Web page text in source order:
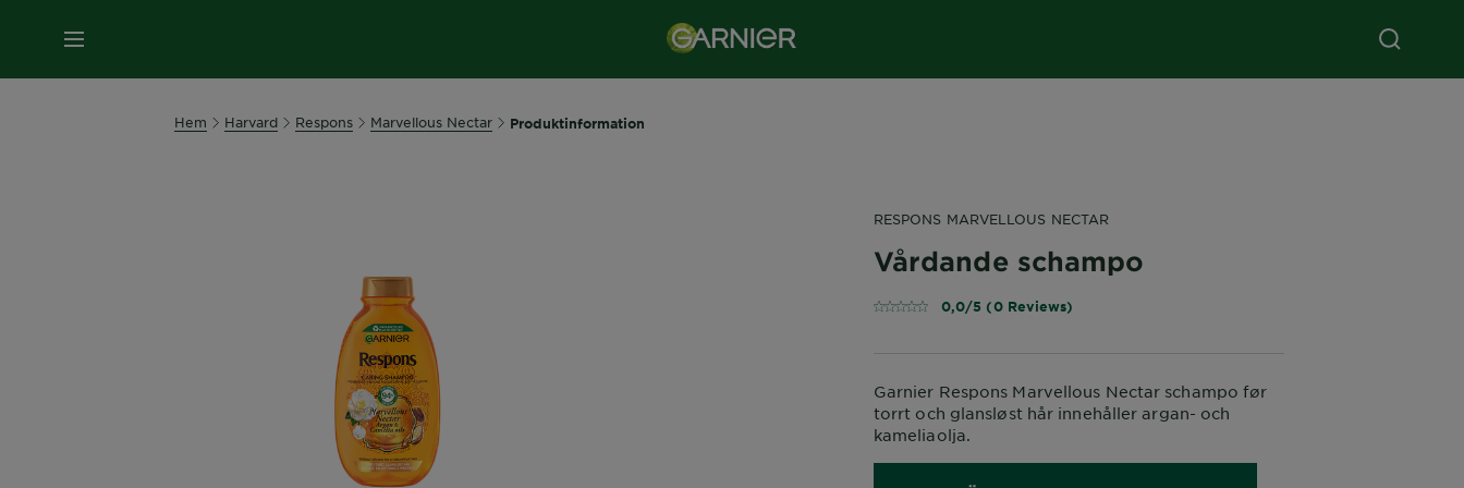
MENY
Hem Harvard Respons Marvellous Nectar Produktinformation
RESPONS MARVELLOUS NECTAR
Vårdande schampo
0,0/5 (0 Reviews)
Garnier Respons Marvellous Nectar schampo før
torrt och glansløst hår innehåller argan- och
kameliaolja.